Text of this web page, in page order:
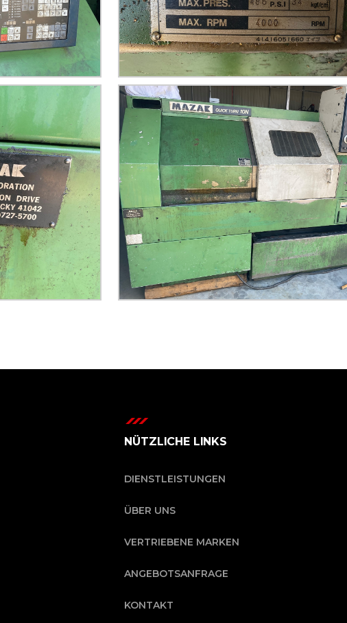
NÜTZLICHE LINKS
DIENSTLEISTUNGEN
ÜBER UNS
VERTRIEBENE MARKEN
ANGEBOTSANFRAGE
KONTAKT